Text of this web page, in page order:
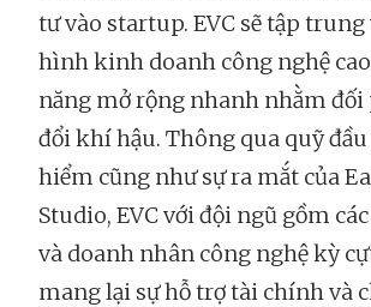
tư vào startup. EVC sẽ tập
hình kinh doanh công nghệ
năng mở rộng nhanh nhằm đối
đổi khí hậu. Thông qua quỹ
hiểm cũng như sự ra mắt của
Studio, EVC với đội ngũ gồm
và doanh nhân công nghệ kỳ
mang lại sự hỗ trợ tài chính và